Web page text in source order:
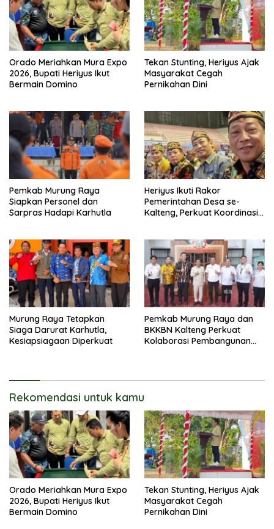
Orado Meriahkan Mura Expo
2026, Bupati Heriyus Ikut
Bermain Domino
Tekan Stunting, Heriyus Ajak
Masyarakat Cegah
Pernikahan Dini
Pemkab Murung Raya
Siapkan Personel dan
Sarpras Hadapi Karhutla
Heriyus Ikuti Rakor
Pemerintahan Desa se-
Kalteng, Perkuat Koordinasi
Murung Raya Tetapkan
Siaga Darurat Karhutla,
Kesiapsiagaan Diperkuat
Pemkab Murung Raya dan
BKKBN Kalteng Perkuat
Kolaborasi Pembangunan
Rekomendasi untuk kamu
Orado Meriahkan Mura Expo
2026, Bupati Heriyus Ikut
Bermain Domino
Tekan Stunting, Heriyus Ajak
Masyarakat Cegah
Pernikahan Dini